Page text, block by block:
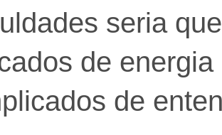
seria
de
de